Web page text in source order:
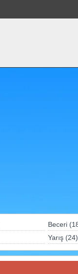
Beceri
Yarış (24)